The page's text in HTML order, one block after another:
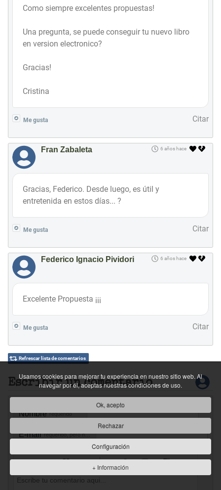
Usamos cookies para mejorar tu experiencia en nuestro sitio web. Al
navegar por él, aceptas nuestras condiciones de uso.
Ok, acepto
Rechazar
Configuración
+ Información
Como siempre excelentes propuestas!
Una pregunta, se puede conseguir tu nuevo libro
en version electronico?
Gracias!
Cristina
Me gusta Citar
Fran Zabaleta 6 años hace
Gracias, Federico. Desde luego, es útil y
entretenida en estos días... ?
Me gusta Citar
Federico Ignacio Pividori 6 años hace
Excelente Propuesta ¡¡¡
Me gusta Citar
Refrescar lista de comentarios
Escribir un comentario
Nombre requerido
E-mail requerido, pero no visible